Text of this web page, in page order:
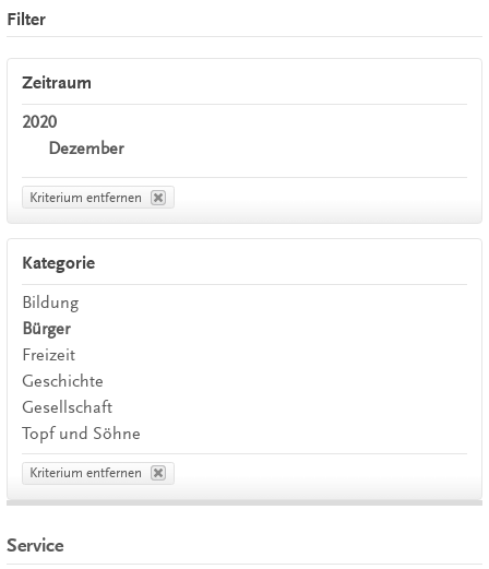
Filter
Zeitraum
2020
Dezember
Kriterium entfernen
Kategorie
Bildung
Bürger
Freizeit
Geschichte
Gesellschaft
Topf und Söhne
Kriterium entfernen
Service